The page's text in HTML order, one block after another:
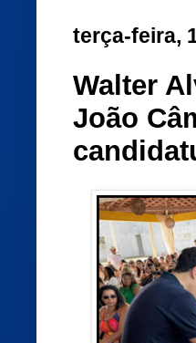
terça-feira,
Walter
João